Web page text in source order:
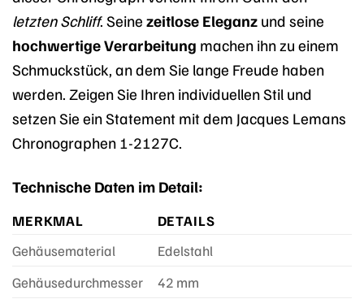
letzten Schliff. Seine zeitlose Eleganz und seine
hochwertige Verarbeitung machen ihn zu einem
Schmuckstück, an dem Sie lange Freude haben
werden. Zeigen Sie Ihren individuellen Stil und
setzen Sie ein Statement mit dem Jacques Lemans
Chronographen 1-2127C.
Technische Daten im Detail:
MERKMAL
DETAILS
Gehäusematerial
Edelstahl
Gehäusedurchmesser
42 mm